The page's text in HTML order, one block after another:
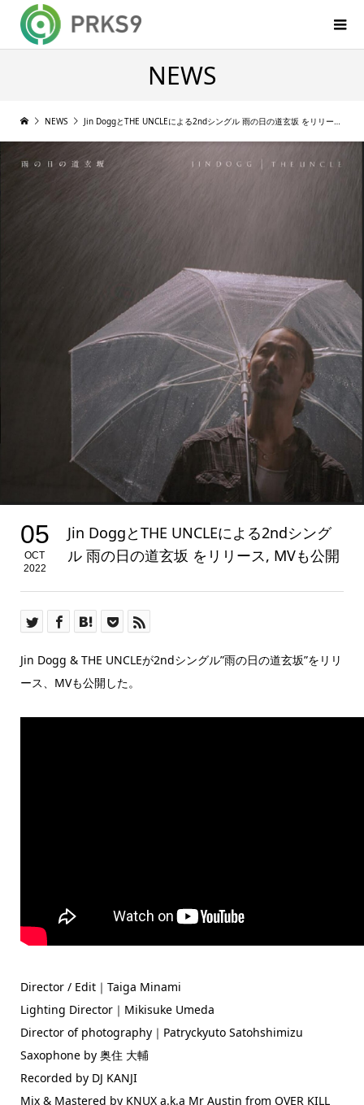
NEWS
NEWS Jin DoggとTHE UNCLEによる2ndシングル 雨の日の道玄坂 をリリース, MVも公開
05
OCT
2022
Jin DoggとTHE UNCLEによる2ndシング
ル 雨の日の道玄坂 をリリース, MVも公開
Jin Dogg & THE UNCLEが2ndシングル”雨の日の道玄坂”をリリ
ース、MVも公開した。
Director / Edit｜Taiga Minami
Lighting Director｜Mikisuke Umeda
Director of photography｜Patryckyuto Satohshimizu
Saxophone by 奥住 大輔
Recorded by DJ KANJI
Mix & Mastered by KNUX a.k.a Mr Austin from OVER KILL